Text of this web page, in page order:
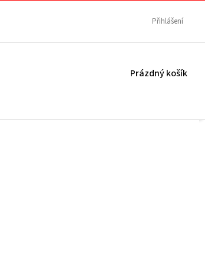
Přihlášení
NÁKUPNÍ
Prázdný košík